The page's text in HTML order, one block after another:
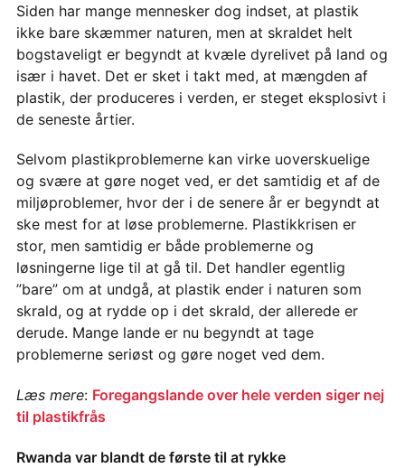
Siden har mange mennesker dog indset, at plastik
ikke bare skæmmer naturen, men at skraldet helt
bogstaveligt er begyndt at kvæle dyrelivet på land og
især i havet. Det er sket i takt med, at mængden af
plastik, der produceres i verden, er steget eksplosivt i
de seneste årtier.
Selvom plastikproblemerne kan virke uoverskuelige
og svære at gøre noget ved, er det samtidig et af de
miljøproblemer, hvor der i de senere år er begyndt at
ske mest for at løse problemerne. Plastikkrisen er
stor, men samtidig er både problemerne og
løsningerne lige til at gå til. Det handler egentlig
”bare” om at undgå, at plastik ender i naturen som
skrald, og at rydde op i det skrald, der allerede er
derude. Mange lande er nu begyndt at tage
problemerne seriøst og gøre noget ved dem.
Læs mere: Foregangslande over hele verden siger nej
til plastikfrås
Rwanda var blandt de første til at rykke